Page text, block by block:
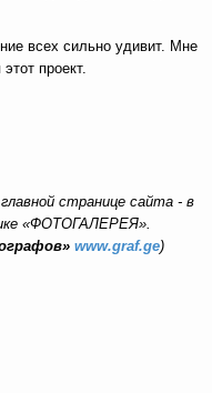
всех сильно удивит. Мне
проект.
странице сайта - в
«ФОТОГАЛЕРЕЯ».
www.graf.ge)